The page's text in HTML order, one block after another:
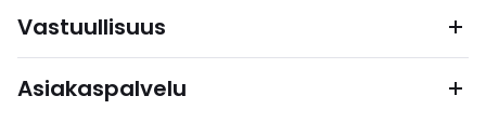
Vastuullisuus
Asiakaspalvelu